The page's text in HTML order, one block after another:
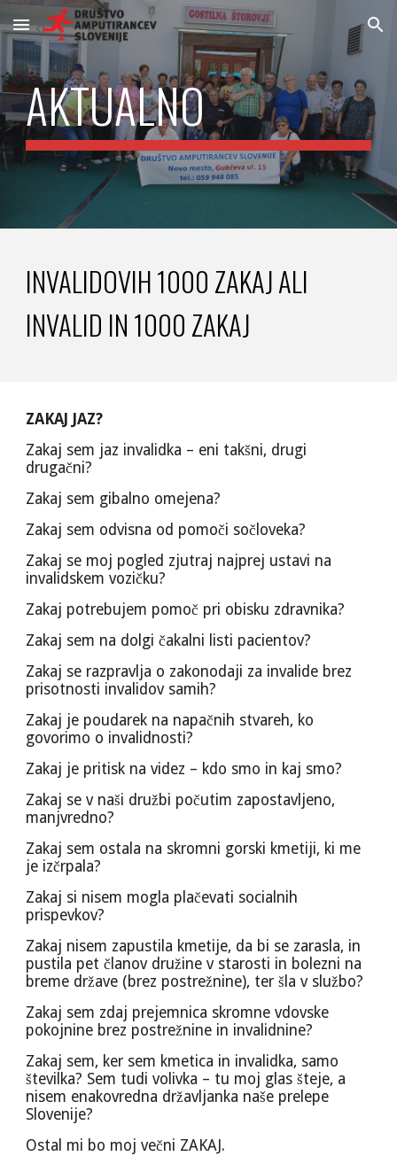
Skip to main content Skip to navigation
AKTUALNO
INVALIDOVIH 1000 ZAKAJ ALI
INVALID IN 1000 ZAKAJ
ZAKAJ JAZ?
Zakaj sem jaz invalidka – eni takšni, drugi
drugačni?
Zakaj sem gibalno omejena?
Zakaj sem odvisna od pomoči sočloveka?
Zakaj se moj pogled zjutraj najprej ustavi na
invalidskem vozičku?
Zakaj potrebujem pomoč pri obisku zdravnika?
Zakaj sem na dolgi čakalni listi pacientov?
Zakaj se razpravlja o zakonodaji za invalide brez
prisotnosti invalidov samih?
Zakaj je poudarek na napačnih stvareh, ko
govorimo o invalidnosti?
Zakaj je pritisk na videz – kdo smo in kaj smo?
Zakaj se v naši družbi počutim zapostavljeno,
manjvredno?
Zakaj sem ostala na skromni gorski kmetiji, ki me
je izčrpala?
Zakaj si nisem mogla plačevati socialnih
prispevkov?
Zakaj nisem zapustila kmetije, da bi se zarasla, in
pustila pet članov družine v starosti in bolezni na
breme države (brez postrežnine), ter šla v službo?
Zakaj sem zdaj prejemnica skromne vdovske
pokojnine brez postrežnine in invalidnine?
Zakaj sem, ker sem kmetica in invalidka, samo
številka? Sem tudi volivka – tu moj glas šteje, a
nisem enakovredna državljanka naše prelepe
Slovenije?
Ostal mi bo moj večni ZAKAJ.